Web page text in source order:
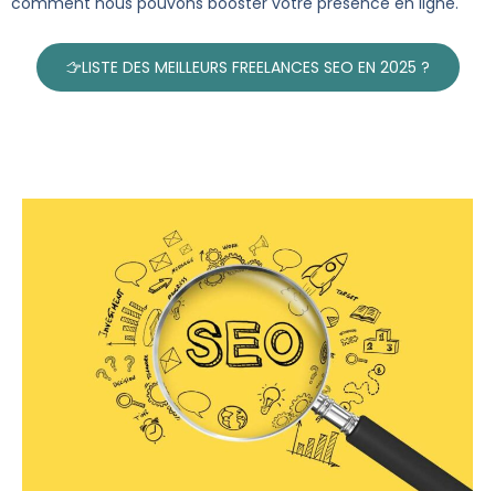
LISTE DES MEILLEURS FREELANCES SEO EN 2025 ?